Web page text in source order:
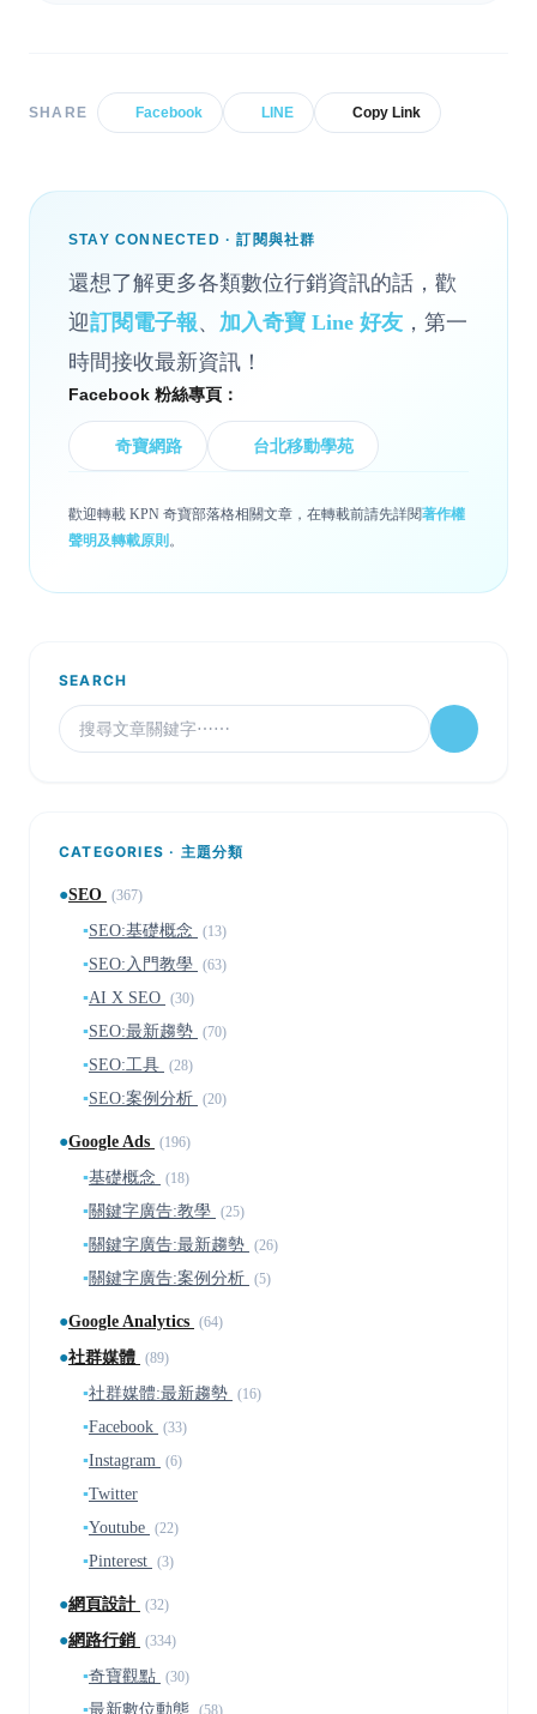
SHARE Facebook LINE Copy Link
STAY CONNECTED · 訂閱與社群
還想了解更多各類數位行銷資訊的話，歡
迎訂閱電子報、 加入奇寶 Line 好友 ，第一
時間接收最新資訊！
Facebook 粉絲專頁：
奇寶網路 台北移動學苑
歡迎轉載 KPN 奇寶部落格相關文章，在轉載前請先詳閱著作權
聲明及轉載原則 。
SEARCH
CATEGORIES · 主題分類
●SEO (367)
▪SEO:基礎概念 (13)
▪SEO:入門教學 (63)
▪AI X SEO (30)
▪SEO:最新趨勢 (70)
▪SEO:工具 (28)
▪SEO:案例分析 (20)
●Google Ads (196)
▪基礎概念 (18)
▪關鍵字廣告:教學 (25)
▪關鍵字廣告:最新趨勢 (26)
▪關鍵字廣告:案例分析 (5)
●Google Analytics (64)
●社群媒體 (89)
▪社群媒體:最新趨勢 (16)
▪Facebook (33)
▪Instagram (6)
▪Twitter
▪Youtube (22)
▪Pinterest (3)
●網頁設計 (32)
●網路行銷 (334)
▪奇寶觀點 (30)
▪最新數位動態 (58)